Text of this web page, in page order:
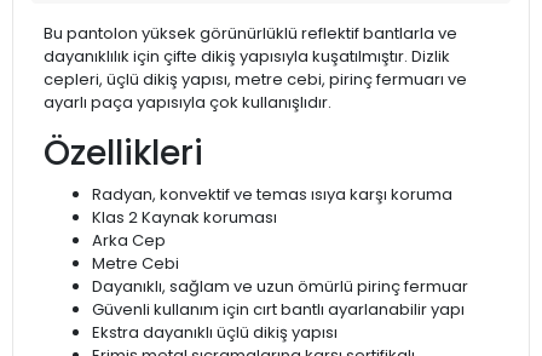
Bu pantolon yüksek görünürlüklü reflektif bantlarla ve
dayanıklılık için çifte dikiş yapısıyla kuşatılmıştır. Dizlik
cepleri, üçlü dikiş yapısı, metre cebi, pirinç fermuarı ve
ayarlı paça yapısıyla çok kullanışlıdır.
Özellikleri
Radyan, konvektif ve temas ısıya karşı koruma
Klas 2 Kaynak koruması
Arka Cep
Metre Cebi
Dayanıklı, sağlam ve uzun ömürlü pirinç fermuar
Güvenli kullanım için cırt bantlı ayarlanabilir yapı
Ekstra dayanıklı üçlü dikiş yapısı